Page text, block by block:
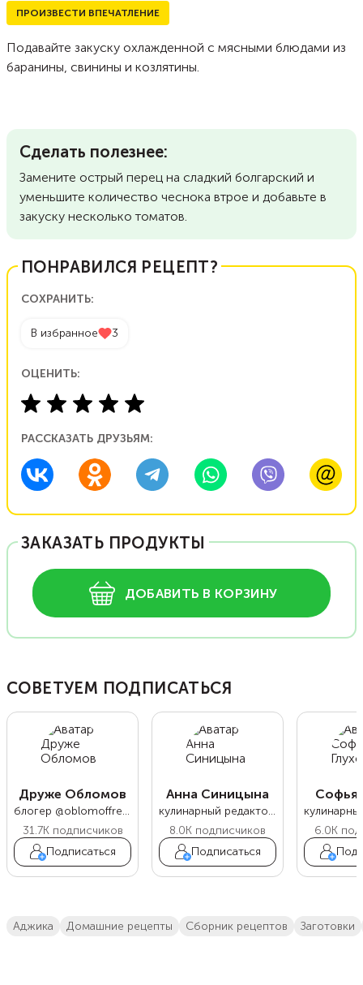
ПРОИЗВЕСТИ ВПЕЧАТЛЕНИЕ
Подавайте закуску охлажденной с мясными блюдами из
баранины, свинины и козлятины.
Сделать полезнее:
Замените острый перец на сладкий болгарский и
уменьшите количество чеснока втрое и добавьте в
закуску несколько томатов.
ПОНРАВИЛСЯ РЕЦЕПТ?
СОХРАНИТЬ:
В избранное 3
ОЦЕНИТЬ:
РАССКАЗАТЬ ДРУЗЬЯМ:
ЗАКАЗАТЬ ПРОДУКТЫ
ДОБАВИТЬ В КОРЗИНУ
СОВЕТУЕМ ПОДПИСАТЬСЯ
Друже Обломов
блогер @oblomoffrecipe
31.7Kподписчиков
Подписаться
Анна Синицына
кулинарный редактор Food.ru
8.0K подписчиков
Подписаться
Софья
6.0K
аджика домашние рецепты сборник рецептов заготовки